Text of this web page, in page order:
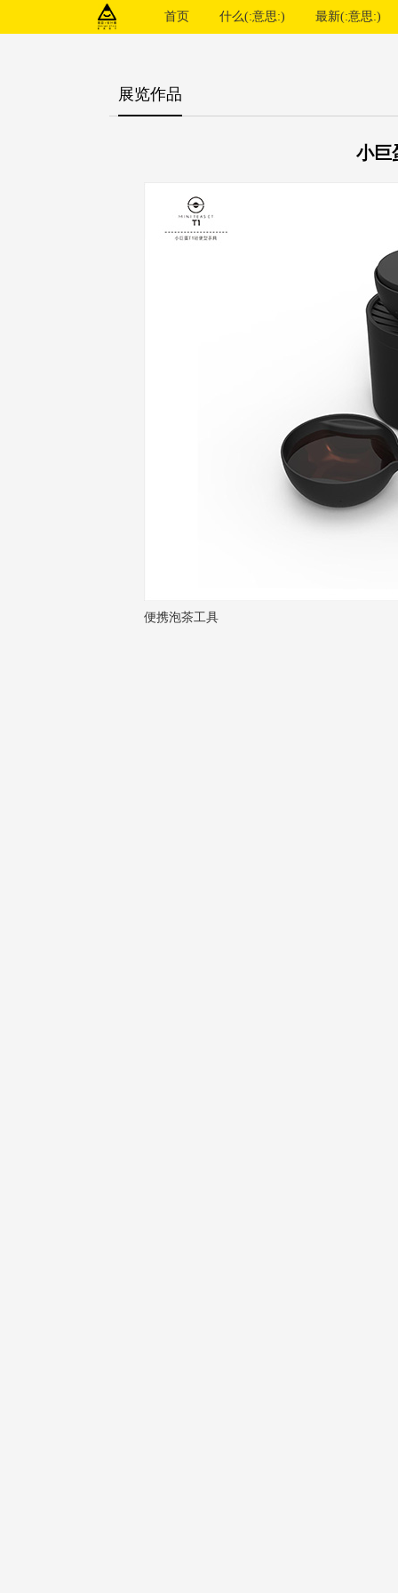
首页 什么(:意思:) 最新(:意思:)
展览作品
小巨
便携泡茶工具